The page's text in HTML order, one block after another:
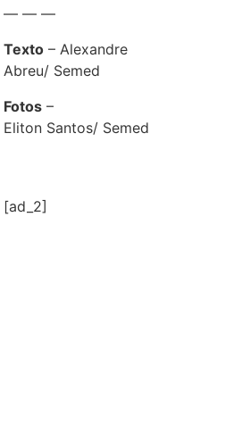
— — —
Texto– Alexandre
Abreu/ Semed
Fotos–
Eliton Santos/ Semed
[ad_2]